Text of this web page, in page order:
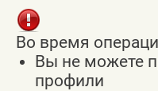
Во время
Вы не можете
профили